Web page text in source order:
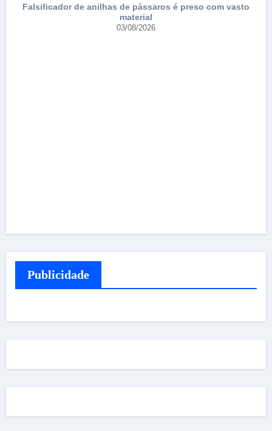
Falsificador de anilhas de pássaros é preso com vasto
material
03/08/2026
Publicidade